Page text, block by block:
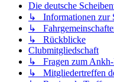
Die deutsche
↳ Informationen zur
↳
↳ Rückblicke
Clubmitgliedschaft
↳ Fragen zum
↳ Mitgliedertreffen